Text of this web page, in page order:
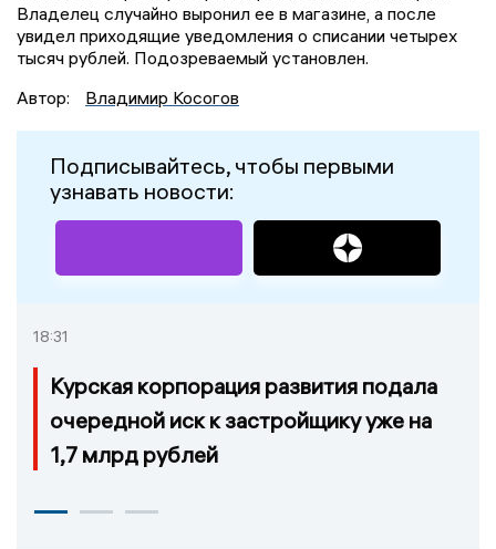
Владелец случайно выронил ее в магазине, а после
увидел приходящие уведомления о списании четырех
тысяч рублей. Подозреваемый установлен.
Автор:
Владимир Косогов
Подписывайтесь, чтобы первыми
узнавать новости:
18:31
Курская корпорация развития подала
очередной иск к застройщику уже на
1,7 млрд рублей